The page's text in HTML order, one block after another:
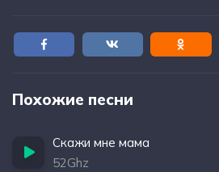
Похожие песни
Скажи мне мама
52Ghz